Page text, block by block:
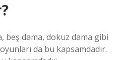
beş dama, dokuz dama gibi
da bu kapsamdadır.